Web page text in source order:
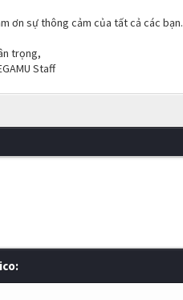
ơn sự thông cảm của tất cả các bạn.
trọng,
Staff